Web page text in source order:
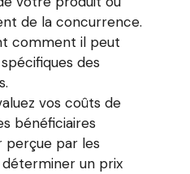
de la concurrence.
comment il peut
des
vos coûts de
bénéficiaires
perçue par les
un prix